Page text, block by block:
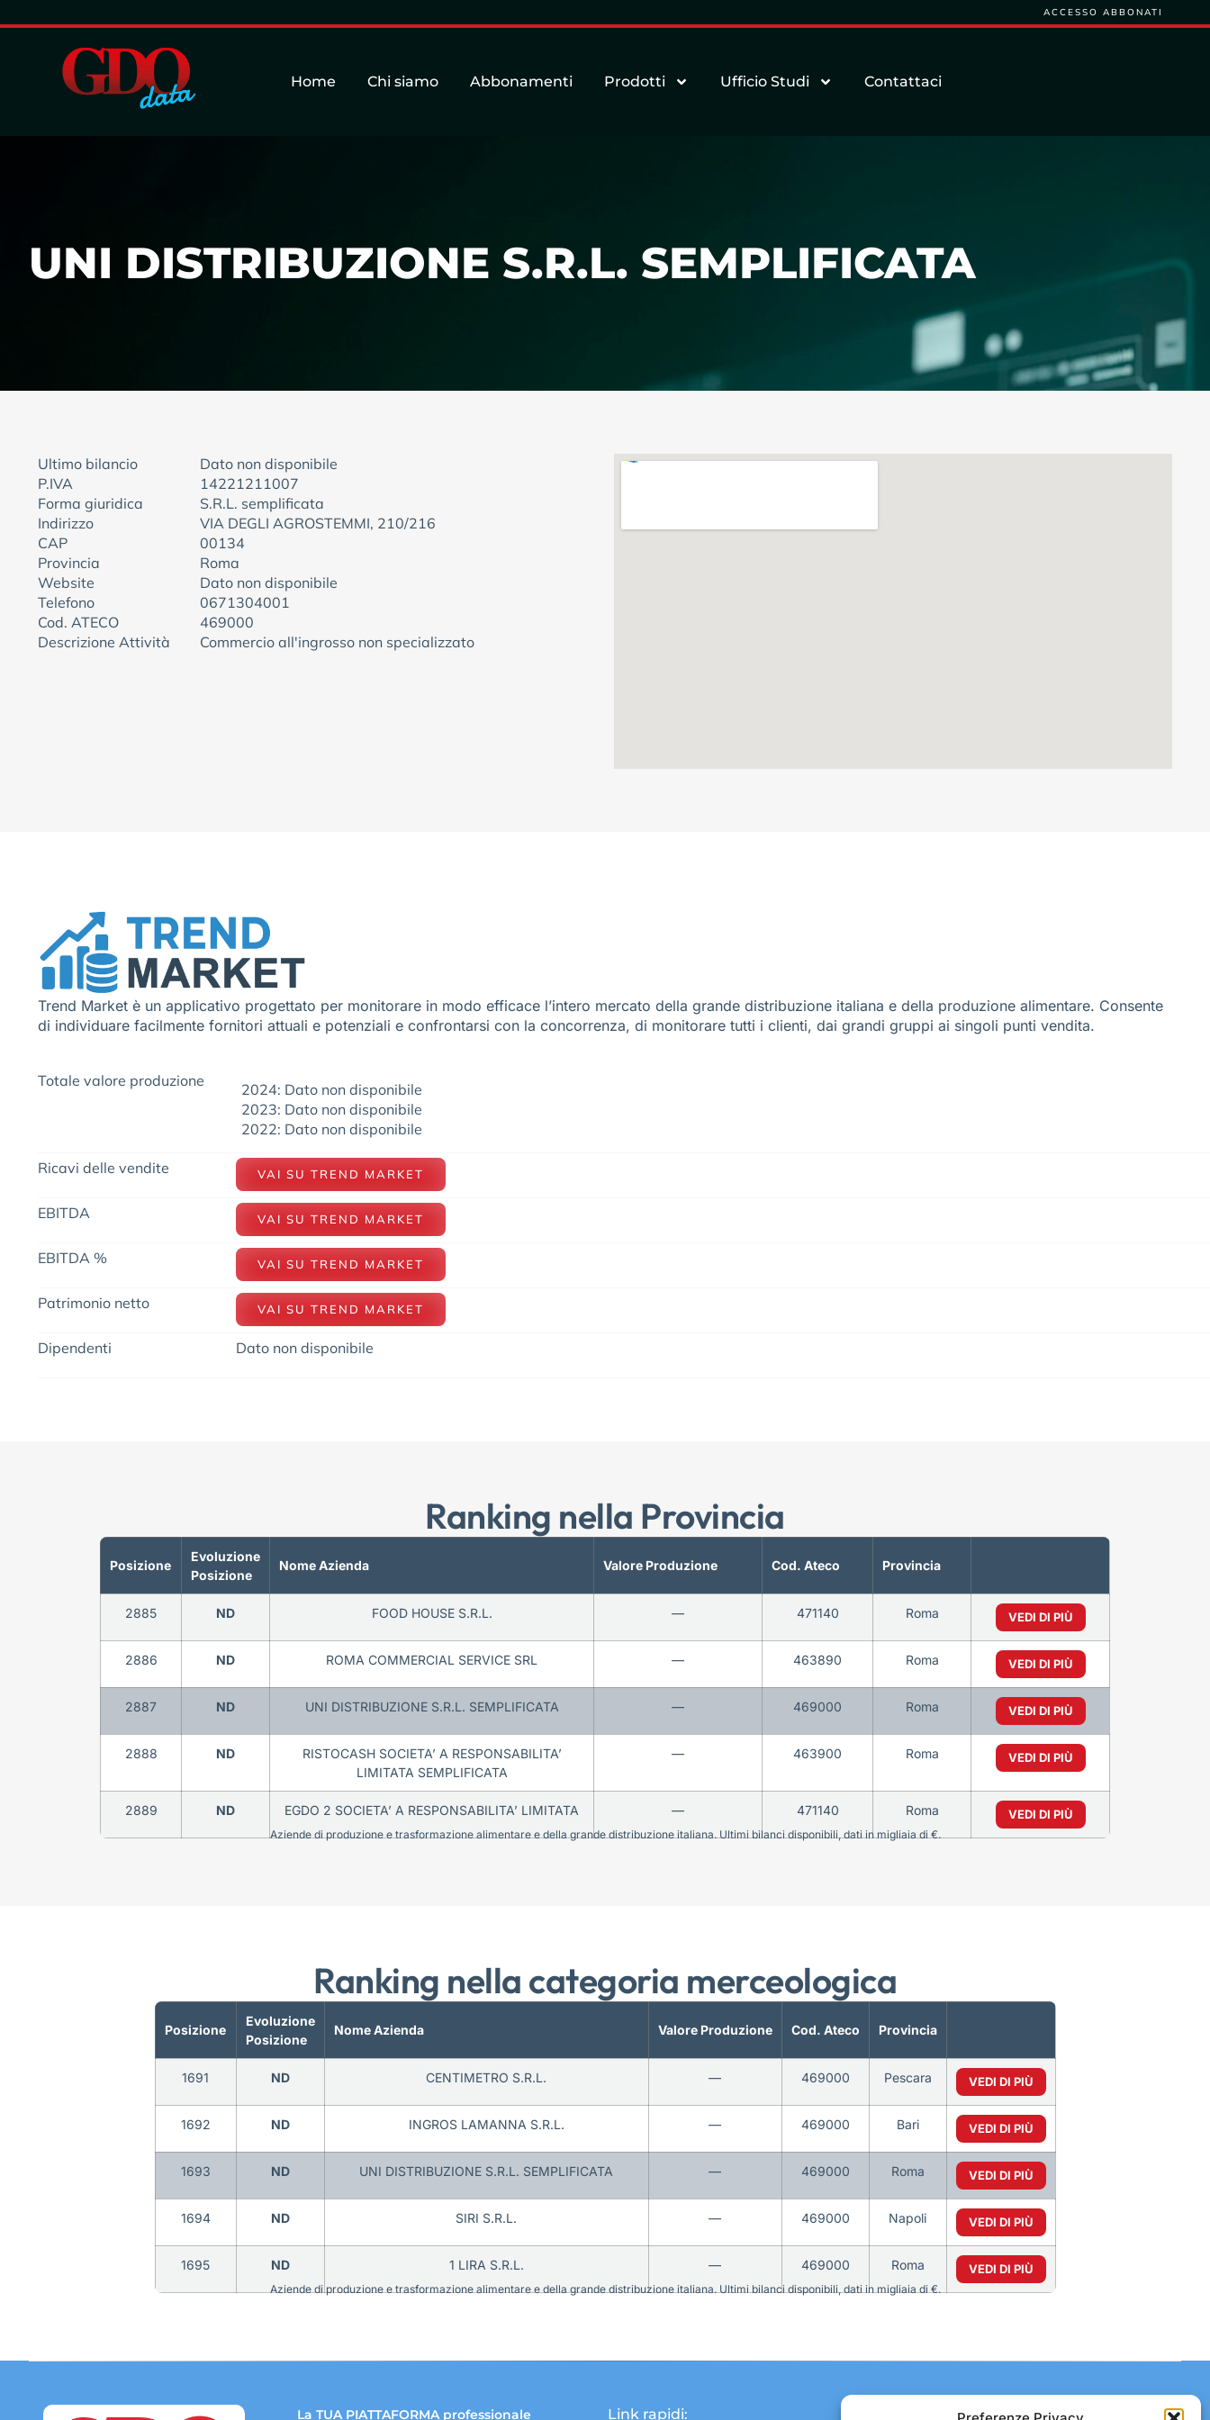
ACCESSO ABBONATI
Home Chi siamo Abbonamenti Prodotti Ufficio Studi Contattaci
UNI DISTRIBUZIONE S.R.L. SEMPLIFICATA
Ultimo bilancio
Dato non disponibile
P.IVA
14221211007
Forma giuridica
S.R.L. semplificata
Indirizzo
VIA DEGLI AGROSTEMMI, 210/216
CAP
00134
Provincia
Roma
Website
Dato non disponibile
Telefono
0671304001
Cod. ATECO
469000
Descrizione Attività
Commercio all'ingrosso non specializzato
Trend Market è un applicativo progettato per monitorare in modo efficace l’intero mercato della grande distribuzione italiana e della produzione alimentare. Consente
di individuare facilmente fornitori attuali e potenziali e confrontarsi con la concorrenza, di monitorare tutti i clienti, dai grandi gruppi ai singoli punti vendita.
Totale valore produzione
2024: Dato non disponibile
2023: Dato non disponibile
2022: Dato non disponibile
Ricavi delle vendite VAI SU TREND MARKET
EBITDA VAI SU TREND MARKET
EBITDA % VAI SU TREND MARKET
Patrimonio netto VAI SU TREND MARKET
Dipendenti Dato non disponibile
Ranking nella Provincia
Posizione
Evoluzione
Posizione
Nome Azienda Valore Produzione Cod. Ateco Provincia
2885 ND FOOD HOUSE S.R.L. — 471140 Roma VEDI DI PIÙ
2886 ND ROMA COMMERCIAL SERVICE SRL — 463890 Roma VEDI DI PIÙ
2887 ND UNI DISTRIBUZIONE S.R.L. SEMPLIFICATA — 469000 Roma VEDI DI PIÙ
2888 ND
RISTOCASH SOCIETA’ A RESPONSABILITA’
LIMITATA SEMPLIFICATA
— 463900 Roma VEDI DI PIÙ
2889 ND EGDO 2 SOCIETA’ A RESPONSABILITA’ LIMITATA — 471140 Roma VEDI DI PIÙ
Aziende di produzione e trasformazione alimentare e della grande distribuzione italiana. Ultimi bilanci disponibili, dati in migliaia di €.
Ranking nella categoria merceologica
Posizione
Evoluzione
Posizione
Nome Azienda Valore Produzione Cod. Ateco Provincia
1691 ND CENTIMETRO S.R.L. — 469000 Pescara VEDI DI PIÙ
1692 ND INGROS LAMANNA S.R.L. — 469000 Bari VEDI DI PIÙ
1693 ND UNI DISTRIBUZIONE S.R.L. SEMPLIFICATA — 469000 Roma VEDI DI PIÙ
1694 ND SIRI S.R.L. — 469000 Napoli VEDI DI PIÙ
1695 ND 1 LIRA S.R.L. — 469000 Roma VEDI DI PIÙ
Aziende di produzione e trasformazione alimentare e della grande distribuzione italiana. Ultimi bilanci disponibili, dati in migliaia di €.
La TUA PIATTAFORMA professionale Link rapidi: